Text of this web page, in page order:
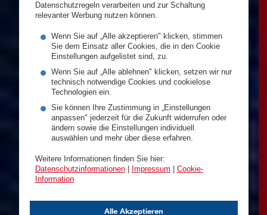
Datenschutzregeln verarbeiten und zur Schaltung
relevanter Werbung nutzen können.
Wenn Sie auf „Alle akzeptieren" klicken, stimmen
Sie dem Einsatz aller Cookies, die in den Cookie
Einstellungen aufgelistet sind, zu.
Wenn Sie auf „Alle ablehnen" klicken, setzen wir nur
technisch notwendige Cookies und cookielose
Technologien ein.
Sie können Ihre Zustimmung in „Einstellungen
anpassen" jederzeit für die Zukunft widerrufen oder
ändern sowie die Einstellungen individuell
auswählen und mehr über diese erfahren.
Weitere Informationen finden Sie hier:
Datenschutzinformationen| Impressum
Cookie-
Information
Alle Akzeptieren